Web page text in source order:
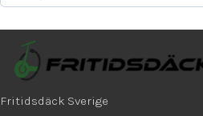
Fritidsdäck Sverige